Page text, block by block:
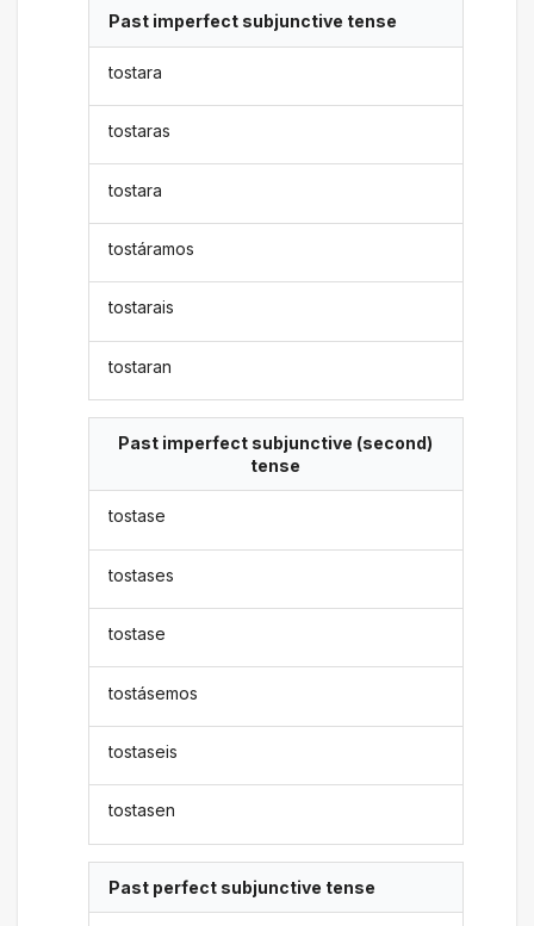
Past imperfect subjunctive tense
tostara
tostaras
tostara
tostáramos
tostarais
tostaran
Past imperfect subjunctive (second)
tense
tostase
tostases
tostase
tostásemos
tostaseis
tostasen
Past perfect subjunctive tense